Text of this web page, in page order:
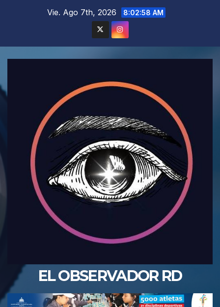
Vie. Ago 7th, 2026 8:02:59 AM
EL OBSERVADOR RD